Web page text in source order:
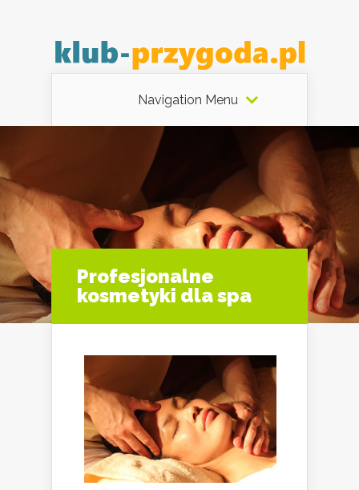
Navigation Menu
Profesjonalne
kosmetyki dla spa